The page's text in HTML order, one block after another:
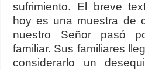
sufrimiento. El breve
hoy es una muestra de
nuestro Señor pasó
familiar. Sus familiares
considerarlo un